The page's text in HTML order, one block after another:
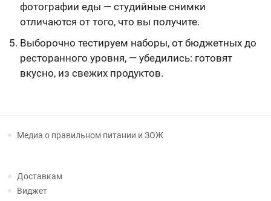
фотографии еды — студийные снимки
отличаются от того, что вы получите.
Выборочно тестируем наборы, от бюджетных до
ресторанного уровня, — убедились: готовят
вкусно, из свежих продуктов.
Медиа о правильном питании и ЗОЖ
Доставкам
Виджет